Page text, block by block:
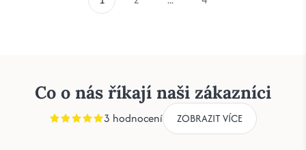
Co o nás říkají naši zákazníci
3 hodnocení ZOBRAZIT VÍCE